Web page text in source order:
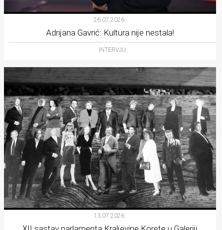
26.07.2026.
Adrijana Gavrić: Kultura nije nestala!
INTERVJU
13.07.2026.